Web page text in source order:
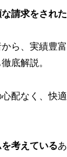
請求をされ
ら、実績豊
底解説。
配なく、
考えている